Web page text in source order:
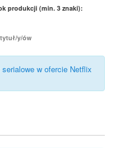
produkcji (min. 3 znaki):
y/ów
w ofercie Netflix